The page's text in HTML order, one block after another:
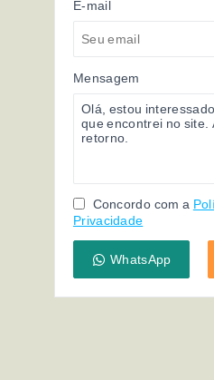
E-mail
Mensagem
Concordo com a
Privacidade
WhatsApp